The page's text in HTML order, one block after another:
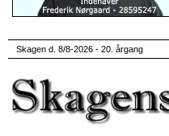
Skagen d. 8/8-2026 - 20. årgang